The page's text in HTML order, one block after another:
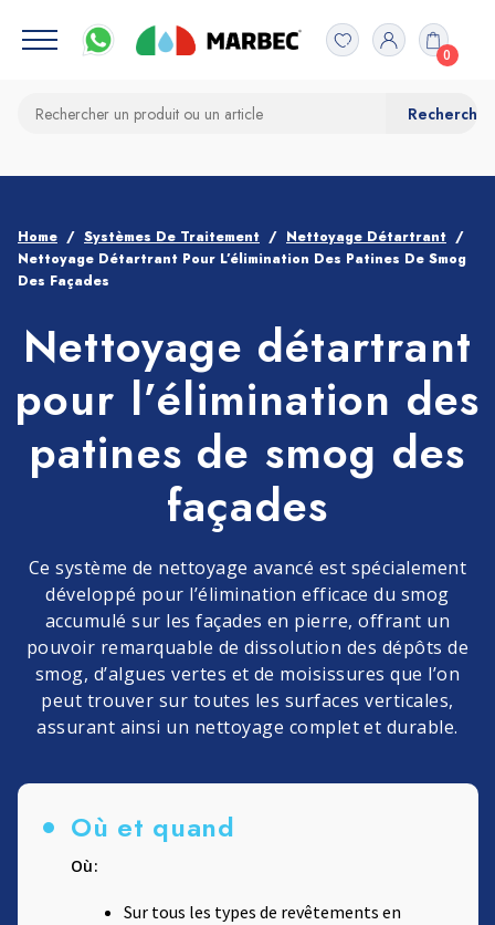
0
Home Systèmes De Traitement
Nettoyage Détartrant
Nettoyage Détartrant Pour L’élimination Des Patines De Smog
Des Façades
Nettoyage détartrant
pour l’élimination des
patines de smog des
façades
Ce système de nettoyage avancé est spécialement
développé pour l’élimination efficace du smog
accumulé sur les façades en pierre, offrant un
pouvoir remarquable de dissolution des dépôts de
smog, d’algues vertes et de moisissures que l’on
peut trouver sur toutes les surfaces verticales,
assurant ainsi un nettoyage complet et durable.
Où et quand
Où:
Sur tous les types de revêtements en